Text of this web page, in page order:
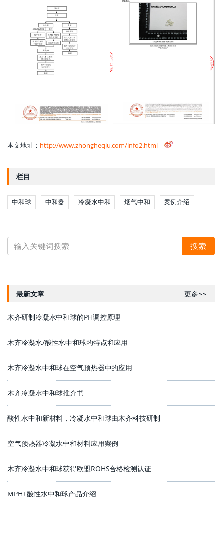
本文地址： http://www.zhongheqiu.com/info2.html
栏目
中和球 中和器 冷凝水中和 烟气中和 案例介绍
最新文章 更多>>
木齐研制冷凝水中和球的PH调控原理
木齐冷凝水/酸性水中和球的特点和应用
木齐冷凝水中和球在空气预热器中的应用
木齐冷凝水中和球推介书
酸性水中和新材料，冷凝水中和球由木齐科技研制
空气预热器冷凝水中和材料应用案例
木齐冷凝水中和球获得欧盟ROHS合格检测认证
MPH+酸性水中和球产品介绍